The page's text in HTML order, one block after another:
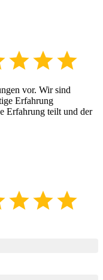
vor. Wir sind
Erfahrung
Erfahrung teilt und der